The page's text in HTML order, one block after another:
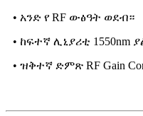
• አንድ የ RF ውፅዓት ወደብ።
• ከፍተኛ ሊኒያሪቲ 1550nm
• ዝቅተኛ ድምጽ RF Gain